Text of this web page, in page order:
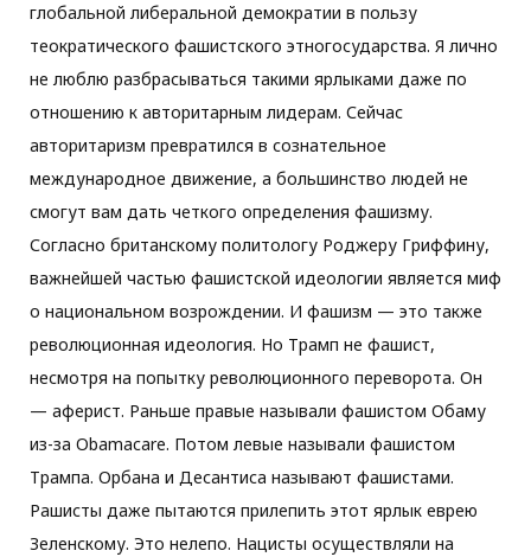
глобальной либеральной демократии в пользу
теократического фашистского этногосударства. Я лично
не люблю разбрасываться такими ярлыками даже по
отношению к авторитарным лидерам. Сейчас
авторитаризм превратился в сознательное
международное движение, а большинство людей не
смогут вам дать четкого определения фашизму.
Согласно британскому политологу Роджеру Гриффину,
важнейшей частью фашистской идеологии является миф
о национальном возрождении. И фашизм — это также
революционная идеология. Но Трамп не фашист,
несмотря на попытку революционного переворота. Он
— аферист. Раньше правые называли фашистом Обаму
из-за Obamacare. Потом левые называли фашистом
Трампа. Орбана и Десантиса называют фашистами.
Рашисты даже пытаются прилепить этот ярлык еврею
Зеленскому. Это нелепо. Нацисты осуществляли на